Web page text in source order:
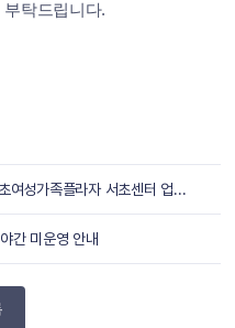
탁드립니다.
2025년도 3분기 서초여성가족플라자 서초센터 업무추진비 사용 내역 공개
간 미운영 안내